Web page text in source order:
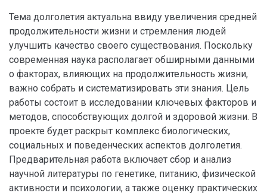
Тема долголетия актуальна ввиду увеличения средней
продолжительности жизни и стремления людей
улучшить качество своего существования. Поскольку
современная наука располагает обширными данными
о факторах, влияющих на продолжительность жизни,
важно собрать и систематизировать эти знания. Цель
работы состоит в исследовании ключевых факторов и
методов, способствующих долгой и здоровой жизни. В
проекте будет раскрыт комплекс биологических,
социальных и поведенческих аспектов долголетия.
Предварительная работа включает сбор и анализ
научной литературы по генетике, питанию, физической
активности и психологии, а также оценку практических